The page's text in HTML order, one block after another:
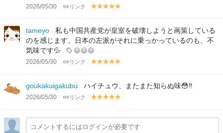
2026/05/30 リンク
y
lo
w
y
lo
w
y
lo
w
y
lo
w
lo
w
tameyo
私も中国共産党が皇室を破壊しようと画策している
のを感じます。日本の左派がそれに乗っかっているのも、不
気味です💦
😃😃😃
2026/05/30 リンク
y
lo
w
y
lo
w
y
lo
w
y
lo
w
lo
w
goukakuigakubu ハイチュウ、またまた知らぬ味😳‼️
2026/05/30 リンク
y
lo
w
y
lo
w
y
lo
w
y
lo
w
lo
w
コメントするにはログインが必要です